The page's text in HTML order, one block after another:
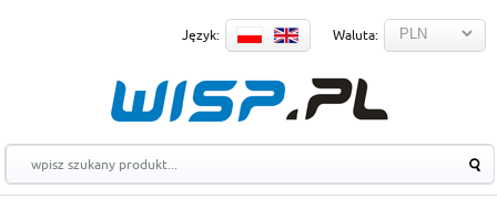
Język: Waluta: